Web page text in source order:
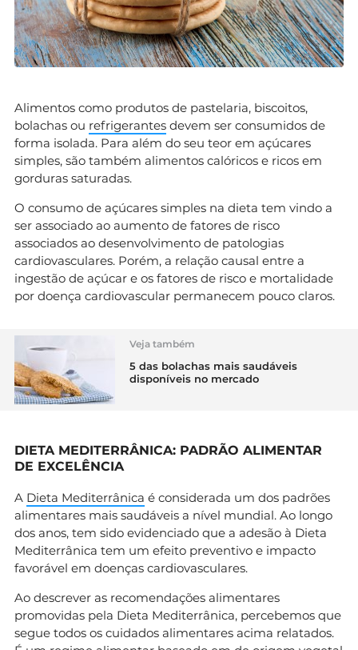
Alimentos como produtos de pastelaria, biscoitos,
bolachas ou refrigerantes devem ser consumidos de
forma isolada. Para além do seu teor em açúcares
simples, são também alimentos calóricos e ricos em
gorduras saturadas.
O consumo de açúcares simples na dieta tem vindo a
ser associado ao aumento de fatores de risco
associados ao desenvolvimento de patologias
cardiovasculares. Porém, a relação causal entre a
ingestão de açúcar e os fatores de risco e mortalidade
por doença cardiovascular permanecem pouco claros.
Veja também
5 das bolachas mais saudáveis
disponíveis no mercado
DIETA MEDITERRÂNICA: PADRÃO ALIMENTAR
DE EXCELÊNCIA
A Dieta Mediterrânica é considerada um dos padrões
alimentares mais saudáveis a nível mundial. Ao longo
dos anos, tem sido evidenciado que a adesão à Dieta
Mediterrânica tem um efeito preventivo e impacto
favorável em doenças cardiovasculares.
Ao descrever as recomendações alimentares
promovidas pela Dieta Mediterrânica, percebemos que
segue todos os cuidados alimentares acima relatados.